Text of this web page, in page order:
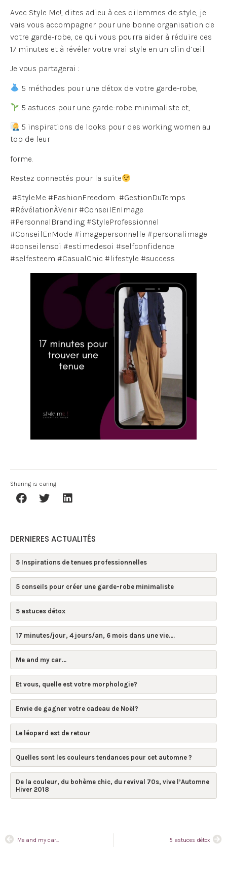
Avec Style Me!, dites adieu à ces dilemmes de style, je
vais vous accompagner pour une bonne organisation de
votre garde-robe, ce qui vous pourra aider à réduire ces
17 minutes et à révéler votre vrai style en un clin d’œil.
Je vous partagerai :
5 méthodes pour une détox de votre garde-robe,
5 astuces pour une garde-robe minimaliste et,
5 inspirations de looks pour des working women au
top de leur
forme.
Restez connectés pour la suite
#StyleMe #FashionFreedom #GestionDuTemps
#RévélationÀVenir #ConseilEnImage
#PersonnalBranding #StyleProfessionnel
#ConseilEnMode #imagepersonnelle #personalimage
#conseilensoi #estimedesoi #selfconfidence
#selfesteem #CasualChic #lifestyle #success
Sharing is caring
DERNIERES ACTUALITÉS
5 Inspirations de tenues professionnelles
5 conseils pour créer une garde-robe minimaliste
5 astuces détox
17 minutes/jour, 4 jours/an, 6 mois dans une vie….
Me and my car…
Et vous, quelle est votre morphologie?
Envie de gagner votre cadeau de Noël?
Le léopard est de retour
Quelles sont les couleurs tendances pour cet automne ?
De la couleur, du bohème chic, du revival 70s, vive l’Automne
Hiver 2018
Me and my car… 5 astuces détox